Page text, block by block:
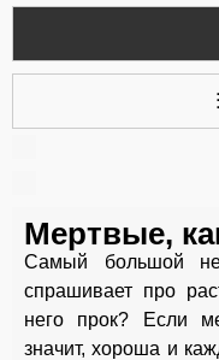
Мертвые,
Самый большой
спрашивает про
него прок? Если
значит, хороша и